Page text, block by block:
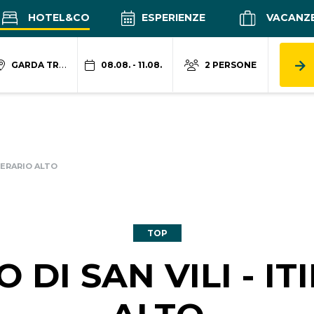
HOTEL&CO ESPERIENZE
GARDA TRENTINO 08.08. - 11.08. 2 PERSONE
ALTO
TOP
DI SAN VILI -